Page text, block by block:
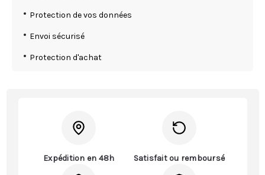
Protection de vos données
Envoi sécurisé
Protection d'achat
Expédition en 48h Satisfait ou remboursé